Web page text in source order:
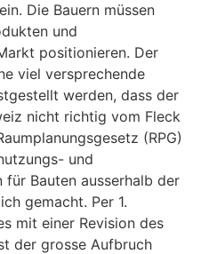
Die Bauern müssen
und
positionieren. Der
viel versprechende
werden, dass der
nicht richtig vom Fleck
(RPG)
und
Bauten ausserhalb der
gemacht. Per 1.
mit einer Revision des
der grosse Aufbruch